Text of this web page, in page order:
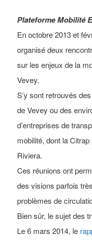
Plateforme Mobilité
En octobre 2013 et
organisé deux
sur les enjeux de la
Vevey.
S’y sont retrouvés
de Vevey ou des
d’entreprises de
mobilité, dont la
Riviera.
Ces réunions ont
des visions parfois
problèmes de
Bien sûr, le sujet des
Le 6 mars 2014, le